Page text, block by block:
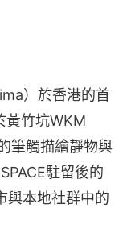
）於香港的首
黃竹坑WKM
筆觸描繪靜物與
駐留後的
與本地社群中的